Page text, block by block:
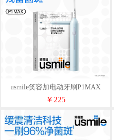
usmile笑容加电动牙刷P1MAX
￥225